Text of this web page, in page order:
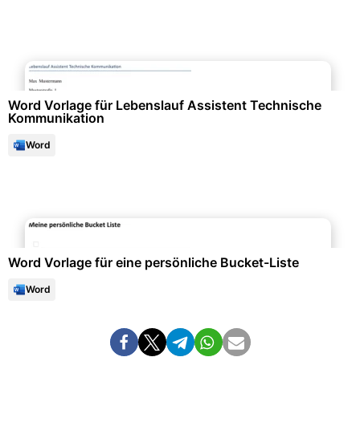
Word Vorlage für Lebenslauf Assistent Technische
Kommunikation
Word
Word Vorlage für eine persönliche Bucket-Liste
Word